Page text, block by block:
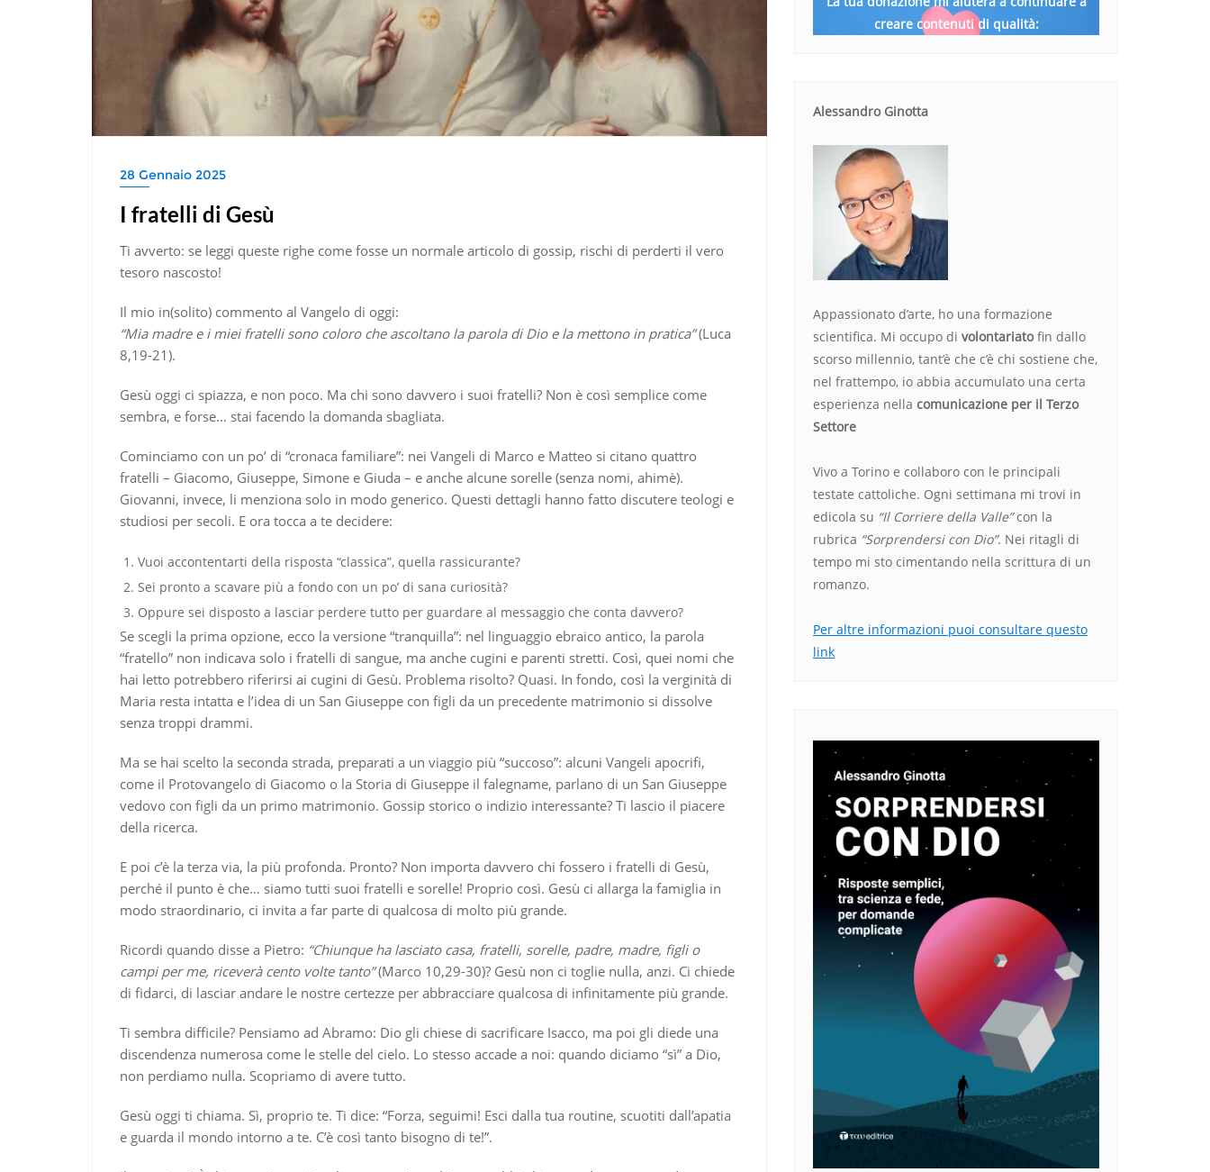
28 Gennaio 2025
I fratelli di Gesù
Ti avverto: se leggi queste righe come fosse un normale articolo di gossip, rischi di perderti il vero
tesoro nascosto!
Il mio in(solito) commento al Vangelo di oggi:
“Mia madre e i miei fratelli sono coloro che ascoltano la parola di Dio e la mettono in pratica”(Luca
8,19-21).
Gesù oggi ci spiazza, e non poco. Ma chi sono davvero i suoi fratelli? Non è così semplice come
sembra, e forse… stai facendo la domanda sbagliata.
Cominciamo con un po’ di “cronaca familiare”: nei Vangeli di Marco e Matteo si citano quattro
fratelli – Giacomo, Giuseppe, Simone e Giuda – e anche alcune sorelle (senza nomi, ahimè).
Giovanni, invece, li menziona solo in modo generico. Questi dettagli hanno fatto discutere teologi e
studiosi per secoli. E ora tocca a te decidere:
Vuoi accontentarti della risposta “classica”, quella rassicurante?
Sei pronto a scavare più a fondo con un po’ di sana curiosità?
Oppure sei disposto a lasciar perdere tutto per guardare al messaggio che conta davvero?
Se scegli la prima opzione, ecco la versione “tranquilla”: nel linguaggio ebraico antico, la parola
“fratello” non indicava solo i fratelli di sangue, ma anche cugini e parenti stretti. Così, quei nomi che
hai letto potrebbero riferirsi ai cugini di Gesù. Problema risolto? Quasi. In fondo, così la verginità di
Maria resta intatta e l’idea di un San Giuseppe con figli da un precedente matrimonio si dissolve
senza troppi drammi.
Ma se hai scelto la seconda strada, preparati a un viaggio più “succoso”: alcuni Vangeli apocrifi,
come il Protovangelo di Giacomo o la Storia di Giuseppe il falegname, parlano di un San Giuseppe
vedovo con figli da un primo matrimonio. Gossip storico o indizio interessante? Ti lascio il piacere
della ricerca.
E poi c’è la terza via, la più profonda. Pronto? Non importa davvero chi fossero i fratelli di Gesù,
perché il punto è che… siamo tutti suoi fratelli e sorelle! Proprio così. Gesù ci allarga la famiglia in
modo straordinario, ci invita a far parte di qualcosa di molto più grande.
Ricordi quando disse a Pietro: “Chiunque ha lasciato casa, fratelli, sorelle, padre, madre, figli o
campi per me, riceverà cento volte tanto”(Marco 10,29-30)? Gesù non ci toglie nulla, anzi. Ci chiede
di fidarci, di lasciar andare le nostre certezze per abbracciare qualcosa di infinitamente più grande.
Ti sembra difficile? Pensiamo ad Abramo: Dio gli chiese di sacrificare Isacco, ma poi gli diede una
discendenza numerosa come le stelle del cielo. Lo stesso accade a noi: quando diciamo “sì” a Dio,
non perdiamo nulla. Scopriamo di avere tutto.
Gesù oggi ti chiama. Sì, proprio te. Ti dice: “Forza, seguimi! Esci dalla tua routine, scuotiti dall’apatia
e guarda il mondo intorno a te. C’è così tanto bisogno di te!”.
creare contenuti di qualità:
Alessandro Ginotta
Appassionato d’arte, ho una formazione
scientifica. Mi occupo di volontariatofin dallo
scorso millennio, tant’è che c’è chi sostiene che,
nel frattempo, io abbia accumulato una certa
esperienza nella comunicazione per il Terzo
Settore
Vivo a Torino e collaboro con le principali
testate cattoliche. Ogni settimana mi trovi in
edicola su “Il Corriere della Valle”con la
rubrica “Sorprendersi con Dio”. Nei ritagli di
tempo mi sto cimentando nella scrittura di un
romanzo.
Per altre informazioni puoi consultare questo
link